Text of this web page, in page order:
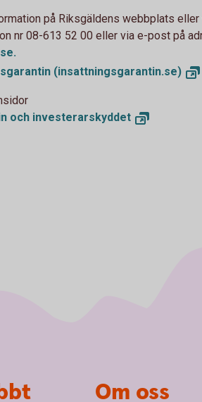
på Riksgäldens webbplats
nr 08-613 52 00 eller via e-post på
(insattningsgarantin.se)
och investerarskyddet
Om oss